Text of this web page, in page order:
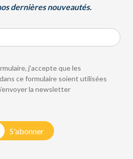
dernières nouveautés.
S'abonner
j’accepte que les
ce formulaire soient utilisées
la newsletter